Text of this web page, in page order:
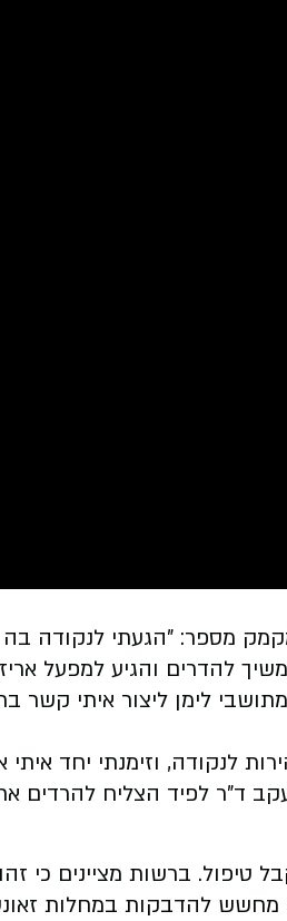
מספר: "הגעתי לנקודה בה
להדרים והגיע למפעל
לימן ליצור איתי קשר
לנקודה, וזימנתי יחד איתי
ד"ר לפיד הצליח להרדים
מחשש להדבקות במחלות